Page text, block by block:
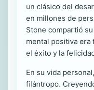
un clásico del
en millones de
Stone compartió
mental positiva era
el éxito y la
En su vida
filántropo.